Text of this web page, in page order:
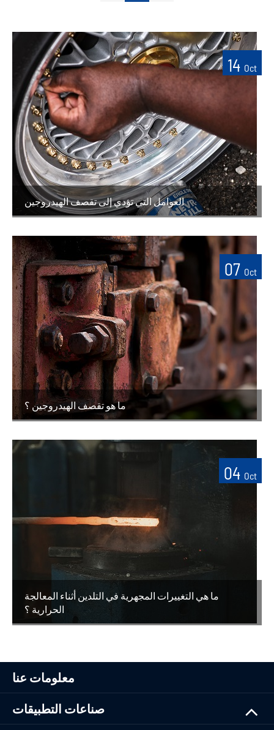
14 Oct
العوامل التي تؤدي إلى تقصف الهيدروجين
07 Oct
ما هو تقصف الهيدروجين ؟
04 Oct
ما هي التغييرات المجهرية في التلدين أثناء المعالجة
الحرارية ؟
معلومات عنا
صناعات التطبيقات